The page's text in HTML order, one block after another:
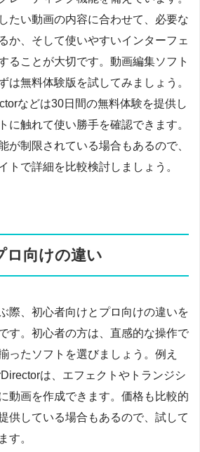
たい動画の内容に合わせて、必要な
か、そして使いやすいインターフェ
ることが大切です。動画編集ソフト
は無料体験版を試してみましょう。
などは30日間の無料体験を提供し
に触れて使い勝手を確認できます。
が制限されている場合もあるので、
トで詳細を比較検討しましょう。
ロ向けの違い
際、初心者向けとプロ向けの違いを
す。初心者の方は、直感的な操作で
ったソフトを選びましょう。例え
は、エフェクトやトランジシ
動画を作成できます。価格も比較的
供している場合もあるので、試して
す。